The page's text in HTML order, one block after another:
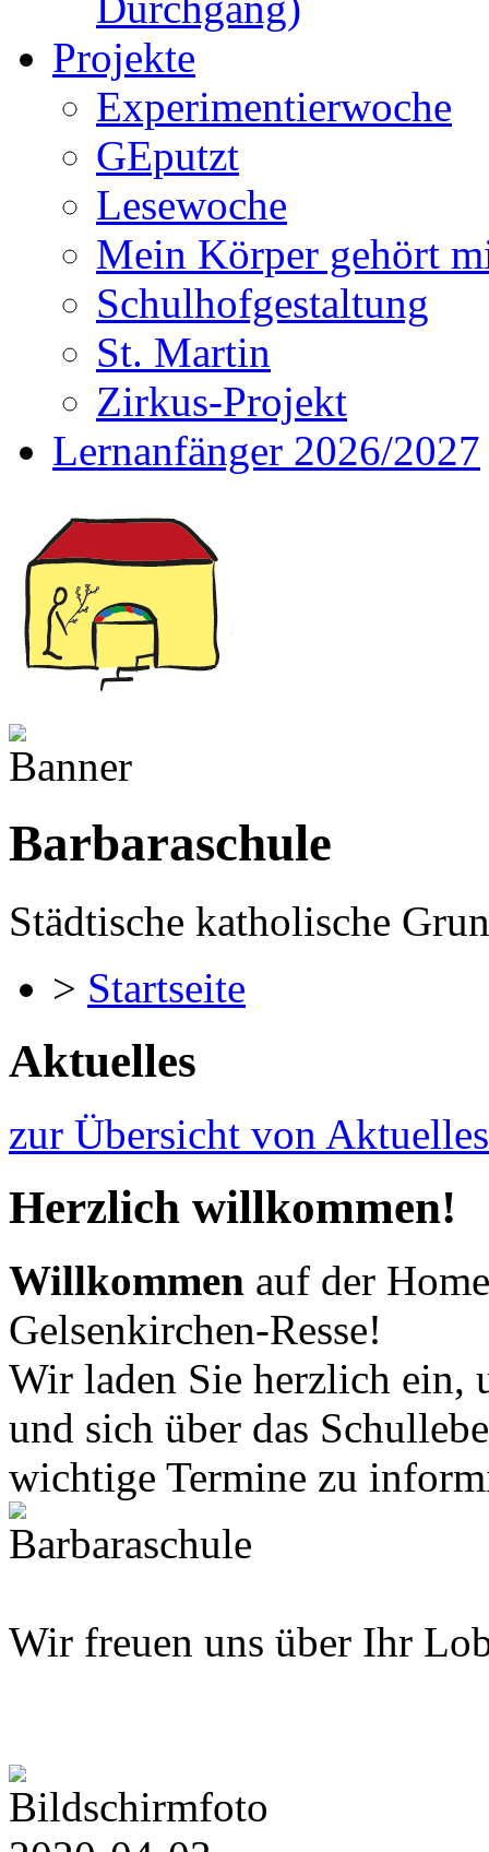
Projekte
Experimentierwoche
GEputzt
Lesewoche
Mein Körper gehört
Schulhofgestaltung
St. Martin
Zirkus-Projekt
Lernanfänger 2026/2027
Barbaraschule
Städtische katholische
> Startseite
Aktuelles
zur Übersicht von Aktuelles
Herzlich willkommen!
Willkommen auf der
Gelsenkirchen-Resse!
Wir laden Sie herzlich ein,
und sich über das
wichtige Termine zu
Wir freuen uns über Ihr